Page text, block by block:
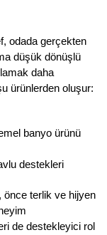
odada gerçekten
düşük dönüşlü
daha
ürünlerden oluşur:
banyo ürünü
destekleri
önce terlik ve hijyen
de destekleyici rol